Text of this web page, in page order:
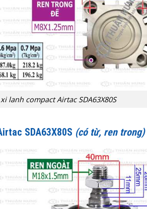
lanh compact Airtac SDA63X80S
SDA63X80S (có từ, ren trong)